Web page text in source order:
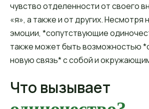
чувство отделенности от своего
«я», а также и от других. Несмотря
эмоции, *сопутствующие
также может быть возможностью
новую связь* с собой и
Что вызывает